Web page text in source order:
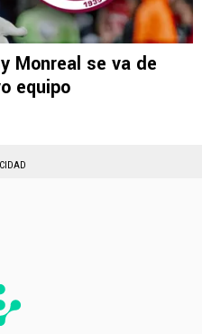
Monreal se va de
equipo